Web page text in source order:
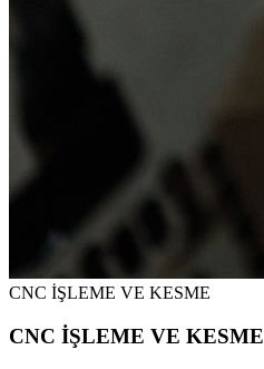
CNC İŞLEME VE KESME
CNC İŞLEME VE KESME